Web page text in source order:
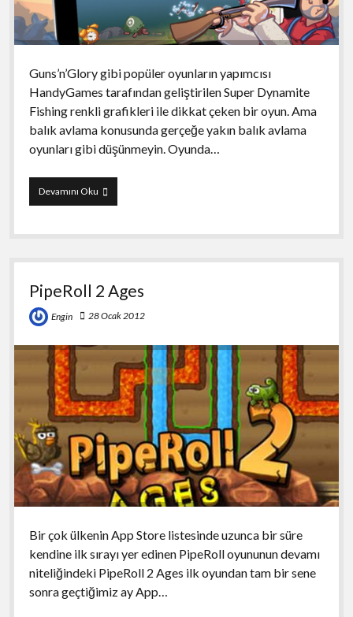
Guns’n’Glory gibi popüler oyunların yapımcısı
HandyGames tarafından geliştirilen Super Dynamite
Fishing renkli grafikleri ile dikkat çeken bir oyun. Ama
balık avlama konusunda gerçeğe yakın balık avlama
oyunları gibi düşünmeyin. Oyunda…
Devamını OkuSuper
Dynamite
PipeRoll 2 Ages
Engin 28 Ocak 2012
Bir çok ülkenin App Store listesinde uzunca bir süre
kendine ilk sırayı yer edinen PipeRoll oyununun devamı
niteliğindeki PipeRoll 2 Ages ilk oyundan tam bir sene
sonra geçtiğimiz ay App…